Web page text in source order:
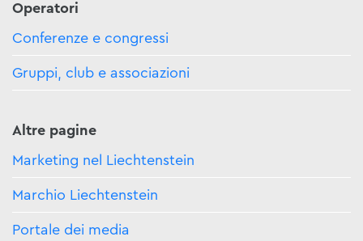
Operatori
Conferenze e congressi
Gruppi, club e associazioni
Altre pagine
Marketing nel Liechtenstein
Marchio Liechtenstein
Portale dei media